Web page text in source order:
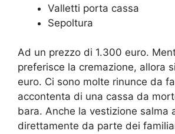
Valletti porta cassa
Sepoltura
Ad un prezzo di 1.300 euro.
preferisce la cremazione, allora
euro. Ci sono molte rinunce da
accontenta di una cassa da
bara. Anche la vestizione salma
direttamente da parte dei